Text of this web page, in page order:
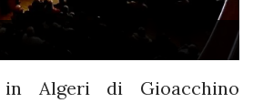
in Algeri di Gioacchino